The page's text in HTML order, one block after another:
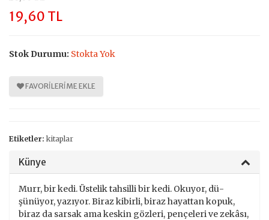
19,60 TL
Stok Durumu: Stokta Yok
FAVORILERIME EKLE
Etiketler: kitaplar
Künye
Murr, bir kedi. Üstelik tahsilli bir kedi. Okuyor, dü­
şünüyor, yazıyor. Biraz kibirli, biraz hayattan kopuk,
biraz da sarsak ama keskin gözleri, pençeleri ve zekâ­sı,